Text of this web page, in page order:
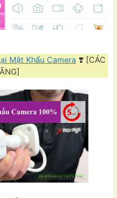
Mật Khẩu Camera ❣️ [CÁC